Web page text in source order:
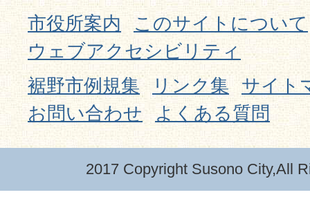
市役所案内
このサイトについて
ウェブアクセシビリティ
裾野市例規集
リンク集
サイト
お問い合わせ
よくある質問
2017 Copyright Susono City,All